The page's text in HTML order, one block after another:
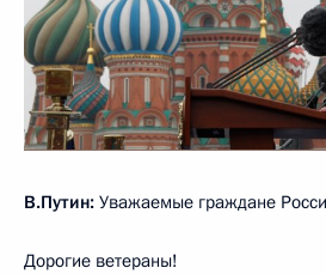
В.Путин: Уважаемые граждане
Дорогие ветераны!